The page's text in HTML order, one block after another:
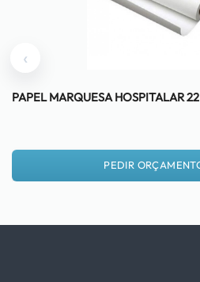
PAPEL MARQUESA HOSPITALAR
PEDIR
‹